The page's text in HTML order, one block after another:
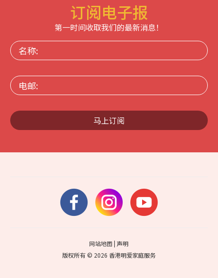
订阅电子报
第一时间收取我们的最新消息！
名
称:
电
邮:
马上订阅
网站地图 |声明
版权所有 © 2026 香港明爱家庭服务